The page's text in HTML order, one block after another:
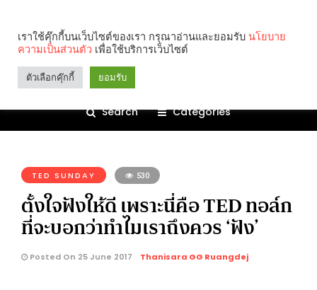
Search Categories
TED SUNDAY 530
ตั้งใจฟังให้ดี เพราะนี่คือ TED ทอล์ก
ที่จะบอกว่าทำไมเราถึงควร ‘ฟัง’
Posted On 25 June 2017 Thanisara GG Ruangdej
เราใช้คุ๊กกี้บนเว็บไซต์ของเรา กรุณาอ่านและยอมรับ นโยบาย
ความเป็นส่วนตัว เพื่อใช้บริการเว็บไซต์
ตัวเลือกคุ๊กกี้ ยอมรับ